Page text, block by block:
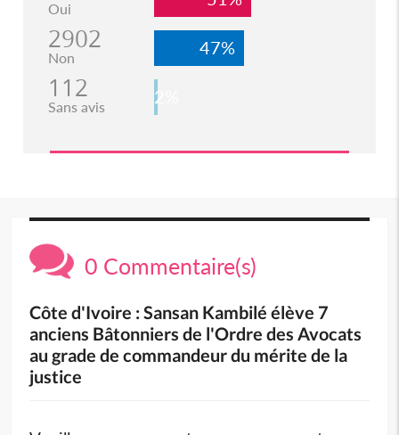
Oui
2902
Non 47%
112
Sans avis 2%
0 Commentaire(s)
Côte d'Ivoire : Sansan Kambilé élève 7
anciens Bâtonniers de l'Ordre des Avocats
au grade de commandeur du mérite de la
justice